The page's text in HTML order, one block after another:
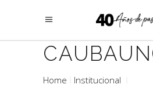
Home
Institucional